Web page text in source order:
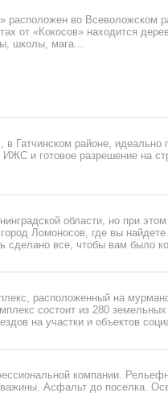
во Всеволожском
от «Кокосов» находится
школы, мага...
Гатчинском районе, идеально
и готовое разрешение на
области, но при этом
Ломоносов, где вы
сделано все, чтобы вам было
расположенный на
состоит из 280
на участки и объектов
компании.
Асфальт до поселка.